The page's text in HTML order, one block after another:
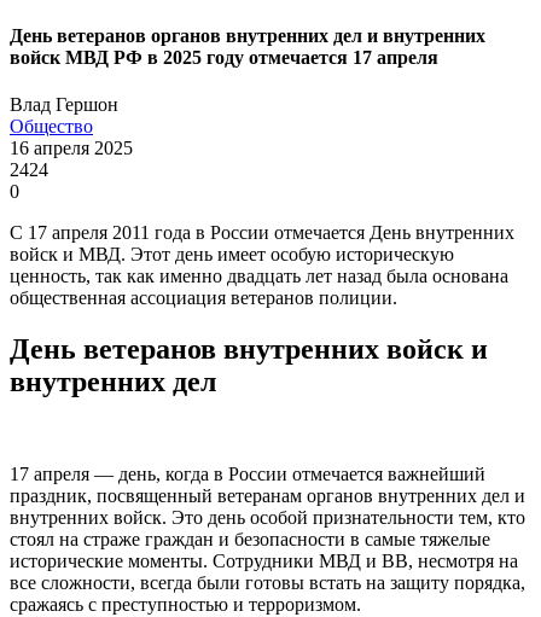
День ветеранов органов внутренних дел и внутренних
войск МВД РФ в 2025 году отмечается 17 апреля
Влад Гершон
Общество
16 апреля 2025
2424
0
С 17 апреля 2011 года в России отмечается День внутренних
войск и МВД. Этот день имеет особую историческую
ценность, так как именно двадцать лет назад была основана
общественная ассоциация ветеранов полиции.
День ветеранов внутренних войск и
внутренних дел
17 апреля — день, когда в России отмечается важнейший
праздник, посвященный ветеранам органов внутренних дел и
внутренних войск. Это день особой признательности тем, кто
стоял на страже граждан и безопасности в самые тяжелые
исторические моменты. Сотрудники МВД и ВВ, несмотря на
все сложности, всегда были готовы встать на защиту порядка,
сражаясь с преступностью и терроризмом.